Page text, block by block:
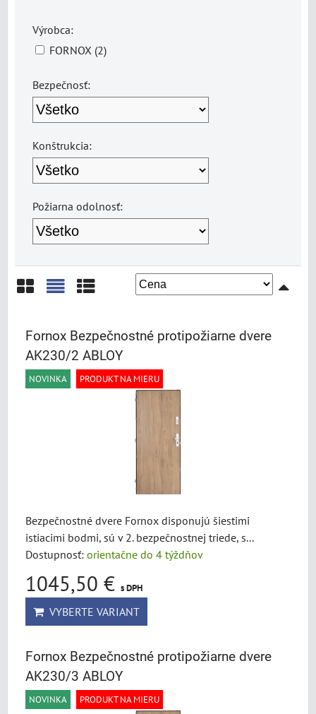
Výrobca:
FORNOX (2)
Bezpečnosť:
Konštrukcia:
Požiarna odolnosť:
Fornox Bezpečnostné protipožiarne dvere
AK230/2 ABLOY
NOVINKA PRODUKT NA MIERU
Bezpečnostné dvere Fornox disponujú šiestimi
istiacimi bodmi, sú v 2. bezpečnostnej triede, s...
Dostupnosť: orientačne do 4 týždňov
1045,50 € s DPH
VYBERTE VARIANT
Fornox Bezpečnostné protipožiarne dvere
AK230/3 ABLOY
NOVINKA PRODUKT NA MIERU